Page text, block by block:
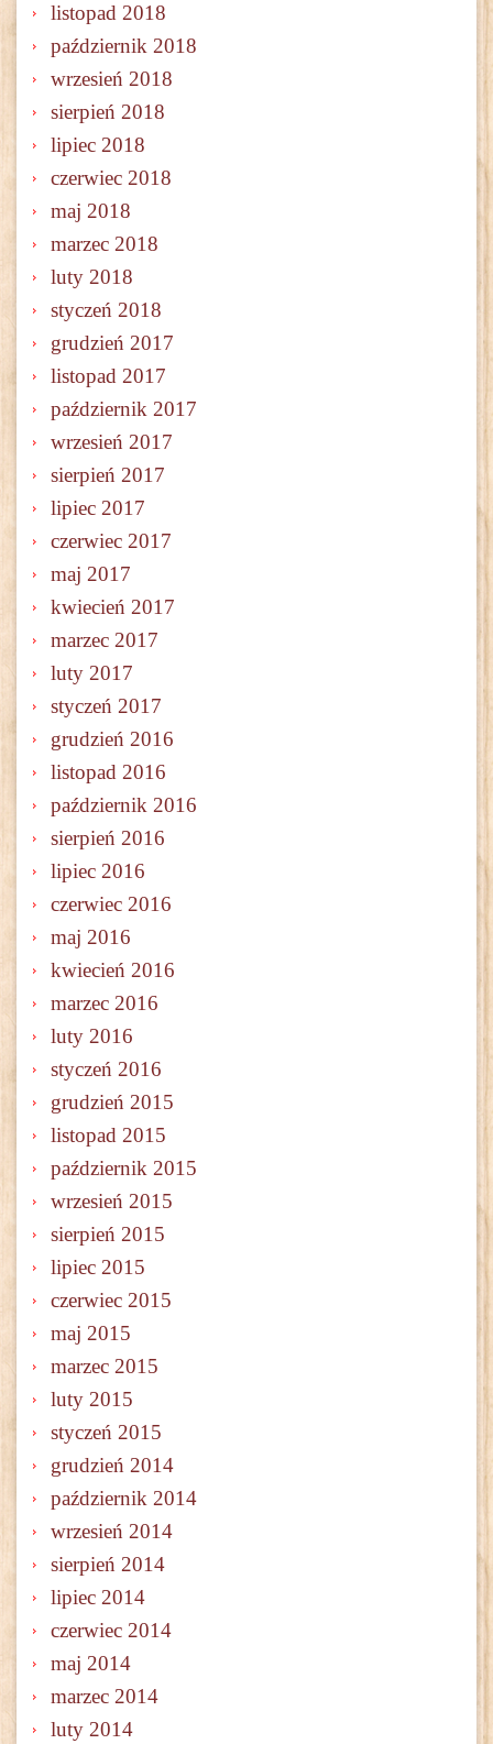
listopad 2018
październik 2018
wrzesień 2018
sierpień 2018
lipiec 2018
czerwiec 2018
maj 2018
marzec 2018
luty 2018
styczeń 2018
grudzień 2017
listopad 2017
październik 2017
wrzesień 2017
sierpień 2017
lipiec 2017
czerwiec 2017
maj 2017
kwiecień 2017
marzec 2017
luty 2017
styczeń 2017
grudzień 2016
listopad 2016
październik 2016
sierpień 2016
lipiec 2016
czerwiec 2016
maj 2016
kwiecień 2016
marzec 2016
luty 2016
styczeń 2016
grudzień 2015
listopad 2015
październik 2015
wrzesień 2015
sierpień 2015
lipiec 2015
czerwiec 2015
maj 2015
marzec 2015
luty 2015
styczeń 2015
grudzień 2014
październik 2014
wrzesień 2014
sierpień 2014
lipiec 2014
czerwiec 2014
maj 2014
marzec 2014
luty 2014